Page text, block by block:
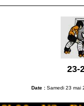
23-
Date : Samedi 23 mai